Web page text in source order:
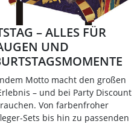
– ALLES FÜR
UND
Motto macht den großen
– und bei Party Discount
Von farbenfroher
Sets bis hin zu passenden